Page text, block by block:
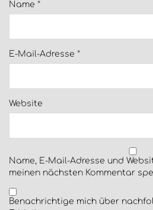
Name *
E-Mail-Adresse *
Website
Name, E-Mail-Adresse und
meinen nächsten Kommentar
Benachrichtige mich über